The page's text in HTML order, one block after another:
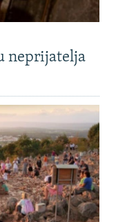
neprijatelja